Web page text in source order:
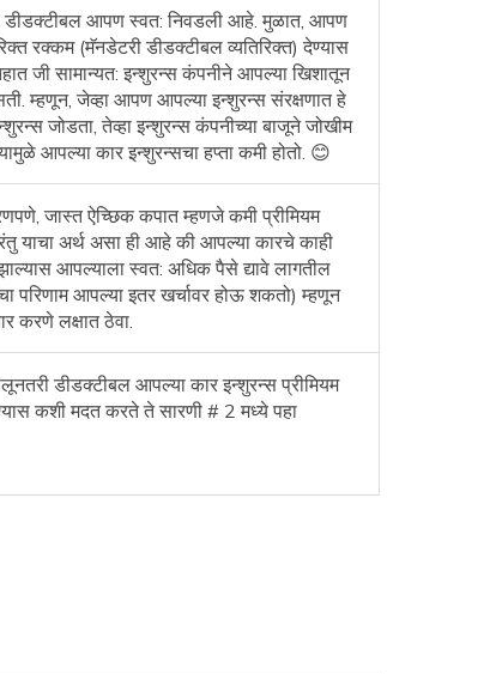
डीडक्टीबल आपण स्वत: निवडली आहे. मुळात, आपण
रक्कम (मॅनडेटरी डीडक्टीबल व्यतिरिक्त) देण्यास
जी सामान्यत: इन्शुरन्स कंपनीने आपल्या खिशातून
म्हणून, जेव्हा आपण आपल्या इन्शुरन्स संरक्षणात हे
जोडता, तेव्हा इन्शुरन्स कंपनीच्या बाजूने जोखीम
आपल्या कार इन्शुरन्सचा हप्ता कमी होतो. 😊
जास्त ऐच्छिक कपात म्हणजे कमी प्रीमियम
याचा अर्थ असा ही आहे की आपल्या कारचे काही
आपल्याला स्वत: अधिक पैसे द्यावे लागतील
परिणाम आपल्या इतर खर्चावर होऊ शकतो) म्हणून
करणे लक्षात ठेवा.
डीडक्टीबल आपल्या कार इन्शुरन्स प्रीमियम
कशी मदत करते ते सारणी # 2 मध्ये पहा